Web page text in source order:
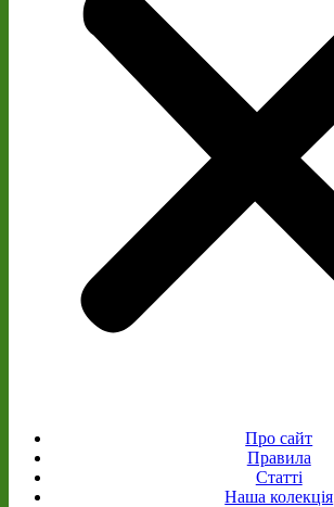
Про сайт
Правила
Статті
Наша колекція